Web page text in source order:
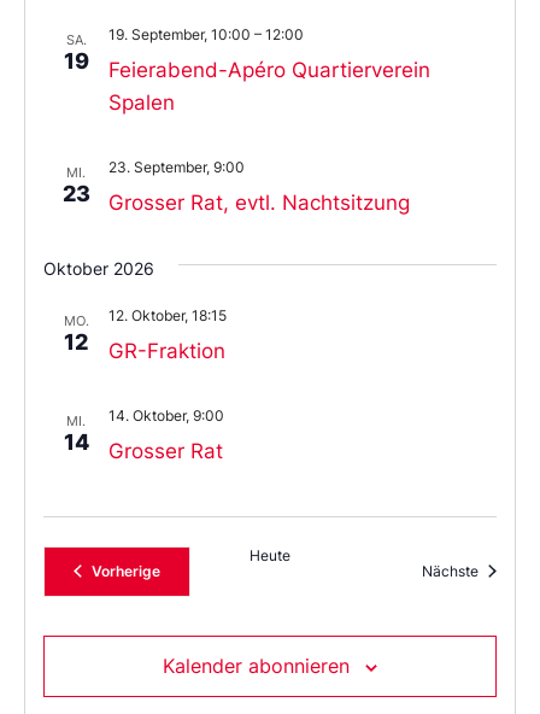
SA.
19
Feierabend-Apéro Quartierverein
Spalen
19. September, 10:00 – 12:00
MI.
23 Grosser Rat, evtl. Nachtsitzung
23. September, 9:00
Oktober 2026
MO.
12 GR-Fraktion
12. Oktober, 18:15
MI.
14 Grosser Rat
14. Oktober, 9:00
VorherigeVeranstaltungen
Heute
Nächste
Kalender abonnieren